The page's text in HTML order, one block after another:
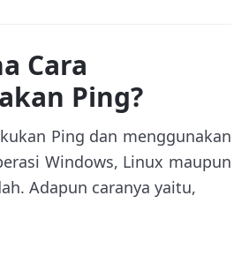
Cara
Ping?
Ping dan menggunakan
Windows, Linux maupun
Adapun caranya yaitu,